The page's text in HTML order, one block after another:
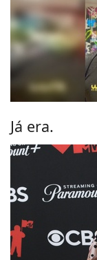
Já era.